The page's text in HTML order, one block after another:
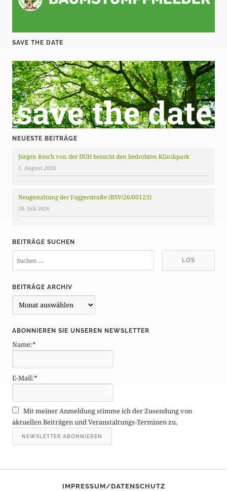
SAVE THE DATE
NEUESTE BEITRÄGE
Jürgen Resch von der DUH besucht den bedrohten Klinikpark
1. August 2026
Neugestaltung der Fuggerstraße (BSV/26/00123)
20. Juli 2026
BEITRÄGE SUCHEN
BEITRÄGE ARCHIV
e
t
r
g
e
r
c
h
v
ABONNIEREN SIE UNSEREN NEWSLETTER
Name:*
E-Mail:*
Mit meiner Anmeldung stimme ich der Zusendung von
aktuellen Beiträgen und Veranstaltungs-Terminen zu.
IMPRESSUM/DATENSCHUTZ